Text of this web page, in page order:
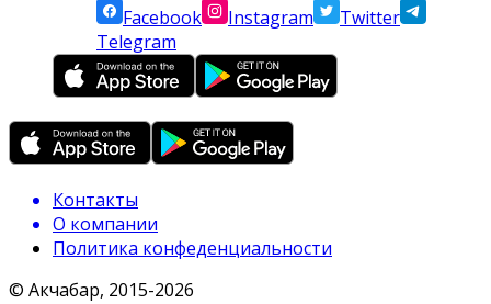
Facebook
Instagram
Twitter
Telegram
Контакты
О компании
Политика конфеденциальности
© Акчабар, 2015-2026